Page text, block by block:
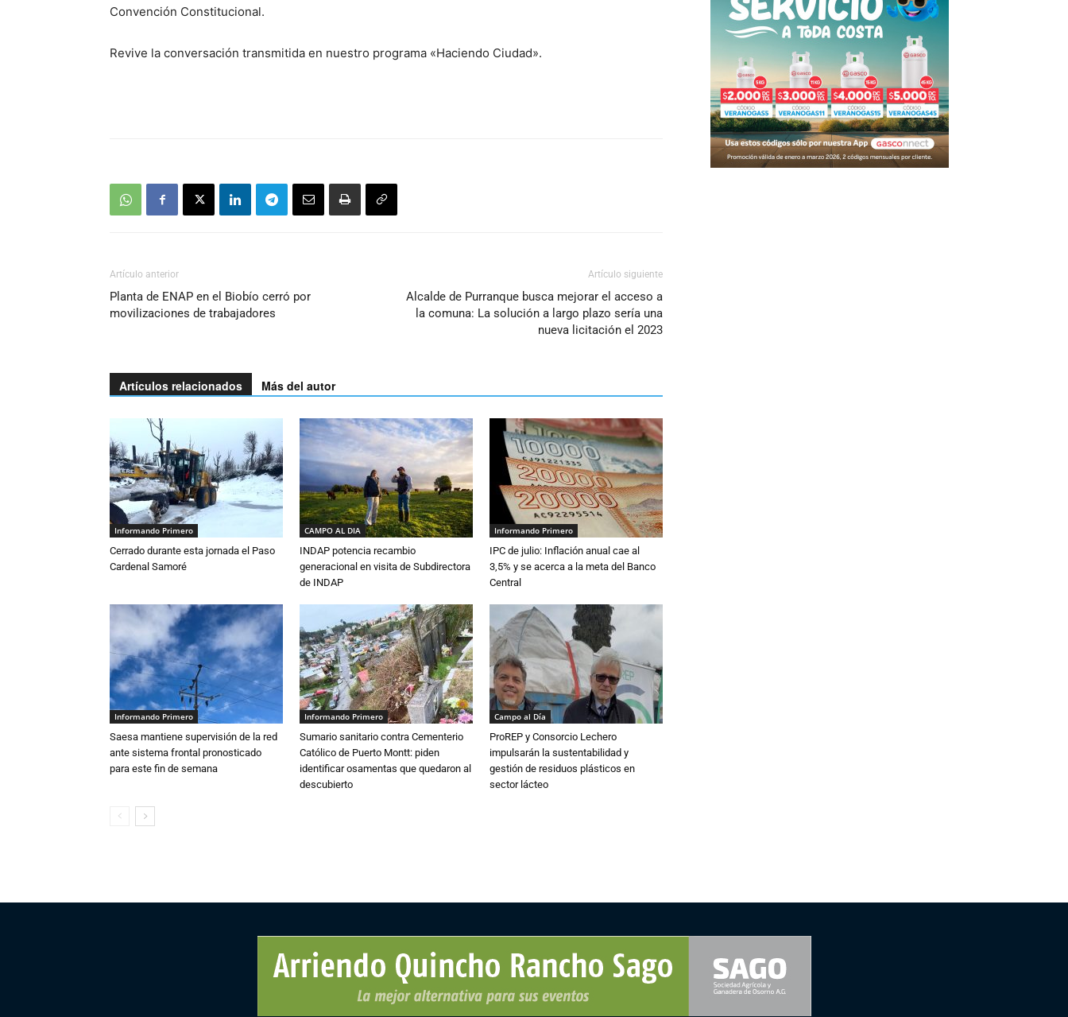
Convención Constitucional.
Revive la conversación transmitida en nuestro programa «Haciendo Ciudad».
Artículo anterior
Planta de ENAP en el Biobío cerró por
movilizaciones de trabajadores
Artículo siguiente
Alcalde de Purranque busca mejorar el acceso a
la comuna: La solución a largo plazo sería una
nueva licitación el 2023
Artículos relacionados Más del autor
Informando Primero
Cerrado durante esta jornada el Paso
Cardenal Samoré
CAMPO AL DIA
INDAP potencia recambio
generacional en visita de Subdirectora
de INDAP
Informando Primero
IPC de julio: Inflación anual cae al
3,5% y se acerca a la meta del Banco
Central
Informando Primero
Saesa mantiene supervisión de la red
ante sistema frontal pronosticado
para este fin de semana
Informando Primero
Sumario sanitario contra Cementerio
Católico de Puerto Montt: piden
identificar osamentas que quedaron al
descubierto
Campo al Día
ProREP y Consorcio Lechero
impulsarán la sustentabilidad y
gestión de residuos plásticos en
sector lácteo